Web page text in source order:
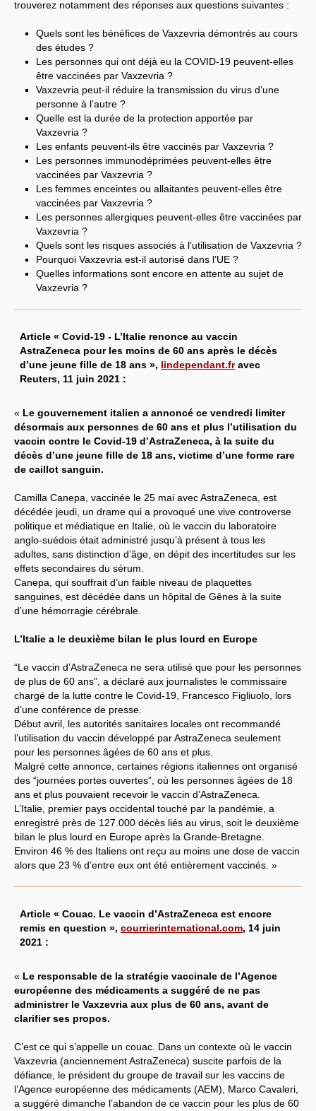
trouverez notamment des réponses aux questions suivantes :
Quels sont les bénéfices de Vaxzevria démontrés au cours
des études ?
Les personnes qui ont déjà eu la COVID-19 peuvent-elles
être vaccinées par Vaxzevria ?
Vaxzevria peut-il réduire la transmission du virus d’une
personne à l’autre ?
Quelle est la durée de la protection apportée par
Vaxzevria ?
Les enfants peuvent-ils être vaccinés par Vaxzevria ?
Les personnes immunodéprimées peuvent-elles être
vaccinées par Vaxzevria ?
Les femmes enceintes ou allaitantes peuvent-elles être
vaccinées par Vaxzevria ?
Les personnes allergiques peuvent-elles être vaccinées par
Vaxzevria ?
Quels sont les risques associés à l’utilisation de Vaxzevria ?
Pourquoi Vaxzevria est-il autorisé dans l’UE ?
Quelles informations sont encore en attente au sujet de
Vaxzevria ?
Article « Covid-19 - L’Italie renonce au vaccin
AstraZeneca pour les moins de 60 ans après le décès
d’une jeune fille de 18 ans », lindependant.fravec
Reuters, 11 juin 2021 :
« Le gouvernement italien a annoncé ce vendredi limiter
désormais aux personnes de 60 ans et plus l’utilisation du
vaccin contre le Covid-19 d’AstraZeneca, à la suite du
décès d’une jeune fille de 18 ans, victime d’une forme rare
de caillot sanguin.
Camilla Canepa, vaccinée le 25 mai avec AstraZeneca, est
décédée jeudi, un drame qui a provoqué une vive controverse
politique et médiatique en Italie, où le vaccin du laboratoire
anglo-suédois était administré jusqu’à présent à tous les
adultes, sans distinction d’âge, en dépit des incertitudes sur les
effets secondaires du sérum.
Canepa, qui souffrait d’un faible niveau de plaquettes
sanguines, est décédée dans un hôpital de Gênes à la suite
d’une hémorragie cérébrale.
L’Italie a le deuxième bilan le plus lourd en Europe
“Le vaccin d’AstraZeneca ne sera utilisé que pour les personnes
de plus de 60 ans”, a déclaré aux journalistes le commissaire
chargé de la lutte contre le Covid-19, Francesco Figliuolo, lors
d’une conférence de presse.
Début avril, les autorités sanitaires locales ont recommandé
l’utilisation du vaccin développé par AstraZeneca seulement
pour les personnes âgées de 60 ans et plus.
Malgré cette annonce, certaines régions italiennes ont organisé
des “journées portes ouvertes”, où les personnes âgées de 18
ans et plus pouvaient recevoir le vaccin d’AstraZeneca.
L’Italie, premier pays occidental touché par la pandémie, a
enregistré près de 127.000 décès liés au virus, soit le deuxième
bilan le plus lourd en Europe après la Grande-Bretagne.
Environ 46 % des Italiens ont reçu au moins une dose de vaccin
alors que 23 % d’entre eux ont été entièrement vaccinés. »
Article « Couac. Le vaccin d’AstraZeneca est encore
remis en question », courrierinternational.com, 14 juin
2021 :
« Le responsable de la stratégie vaccinale de l’Agence
européenne des médicaments a suggéré de ne pas
administrer le Vaxzevria aux plus de 60 ans, avant de
clarifier ses propos.
C’est ce qui s’appelle un couac. Dans un contexte où le vaccin
Vaxzevria (anciennement AstraZeneca) suscite parfois de la
défiance, le président du groupe de travail sur les vaccins de
l’Agence européenne des médicaments (AEM), Marco Cavaleri,
a suggéré dimanche l’abandon de ce vaccin pour les plus de 60